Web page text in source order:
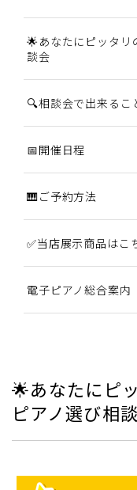
🌟あなたにピッタリ
談会
🔍相談会で出来るこ
📅開催日程
🎹ご予約方法
✅当店展示商品はこ
電子ピアノ総合案内
🌟あなたにピ
ピアノ選び相